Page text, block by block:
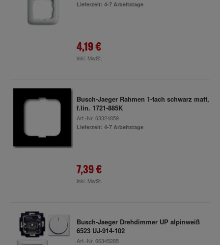
Lieferzeit: 4-7 Arbeitstage
4,19 €
inkl. MwSt.
Busch-Jaeger Rahmen 1-fach schwarz matt,
f.lin. 1721-885K
Art.-Nr. 63324859
Lieferzeit: 4-7 Arbeitstage
7,39 €
inkl. MwSt.
Busch-Jaeger Drehdimmer UP alpinweiß
6523 UJ-914-102
Art.-Nr. 66345285